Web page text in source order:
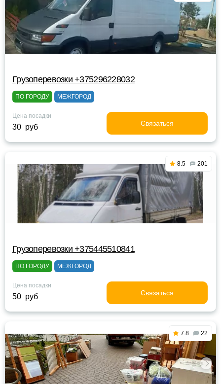
Грузоперевозки +375296228032
ПО ГОРОДУ МЕЖГОРОД
Цена посадки
30 руб Связаться
8.5 201
Грузоперевозки +375445510841
ПО ГОРОДУ МЕЖГОРОД
Цена посадки
50 руб Связаться
7.8 22